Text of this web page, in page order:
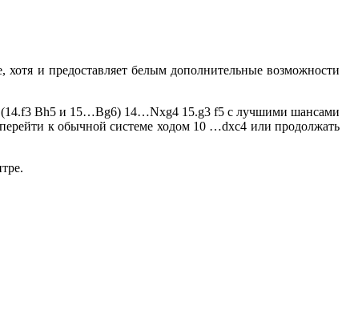
и предоставляет белым дополнительные возможности
(14.f3 Bh5 и 15…Bg6) 14…Nxg4 15.g3 f5 с лучшими шансами
к обычной системе ходом 10 …dxc4 или продолжать